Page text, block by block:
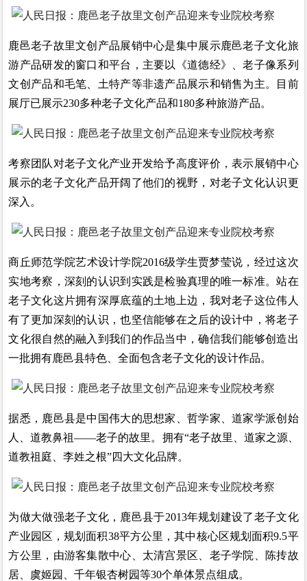
鹿邑老子故里文创产品展销中心是集中展示鹿邑老子文化旅
游产品研发的窗口和平台，主要以《道德经》、老子像系列
文创产品和毛笔、土特产等非遗产品展示和销售为主。目前
展厅已展示230多种老子文化产品和180多种旅游产品。
考察团队对老子文化产业开发给予高度评价，表示展销中心
展示的老子文化产品开阔了他们的视野，对老子文化认识更
深入。
商丘师范学院艺术设计学院2016级学生贾梦莹说，经过这次
实地考察，深刻的认识到实践是检验真理的唯一标准。站在
老子文化这片拥有深厚底蕴的土地上边，我对老子这位伟人
有了更加深刻的认识，也坚信能够在之后的设计中，将老子
文化很自然的融入到我们的作品当中，确信我们能够创造出
一批拥有鹿邑县特色、全面包含老子文化的设计作品。
据悉，鹿邑县是中国伟大的思想家、哲学家、道家学派创始
人、道教鼻祖——老子的故里。拥有“老子故里、道家之源、
道教祖庭、李姓之根”四大文化品牌。
为做大做强老子文化，鹿邑县于2013年规划建设了老子文化
产业园区，规划面积38平方公里，其中核心区规划面积9.5平
方公里，由游客集散中心、太清宫景区、老子学院、陈抟故
居、虞姬园、千年银杏树园等30个单体景点组成。